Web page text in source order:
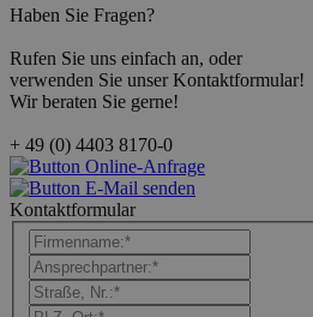
Haben Sie Fragen?
Rufen Sie uns einfach an, oder
verwenden Sie unser Kontaktformular!
Wir beraten Sie gerne!
+ 49 (0) 4403 8170-0
Kontaktformular